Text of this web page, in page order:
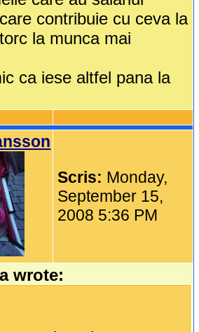
contribuie cu ceva la
la munca mai
ca iese altfel pana la
Scris: Monday,
September 15,
2008 5:36 PM
wrote: